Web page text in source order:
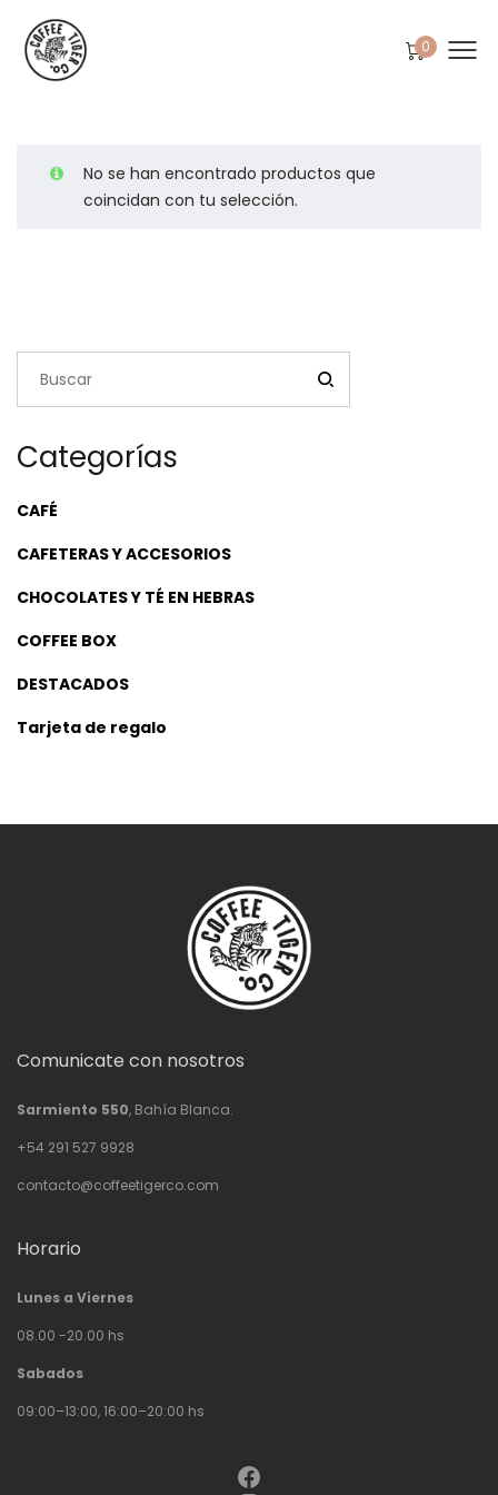
0
No se han encontrado productos que
coincidan con tu selección.
Categorías
CAFÉ
CAFETERAS Y ACCESORIOS
CHOCOLATES Y TÉ EN HEBRAS
COFFEE BOX
DESTACADOS
Tarjeta de regalo
Comunicate con nosotros
Sarmiento 550, Bahía Blanca.
+54 291 527 9928
contacto@coffeetigerco.com
Horario
Lunes a Viernes
08.00 -20.00 hs
Sabados
09:00–13:00, 16:00–20:00 hs
Facebook